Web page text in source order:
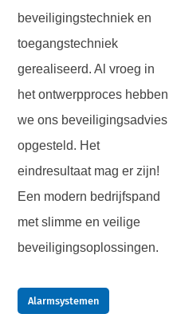
beveiligingstechniek en
toegangstechniek
gerealiseerd. Al vroeg in
het ontwerpproces hebben
we ons beveiligingsadvies
opgesteld. Het
eindresultaat mag er zijn!
Een modern bedrijfspand
met slimme en veilige
beveiligingsoplossingen.
Alarmsystemen